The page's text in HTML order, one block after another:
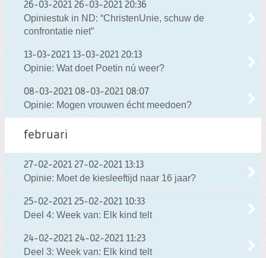
26-03-2021 26-03-2021 20:36
Opiniestuk in ND: “ChristenUnie, schuw de
confrontatie niet”
13-03-2021 13-03-2021 20:13
Opinie: Wat doet Poetin nú weer?
08-03-2021 08-03-2021 08:07
Opinie: Mogen vrouwen écht meedoen?
februari
27-02-2021 27-02-2021 13:13
Opinie: Moet de kiesleeftijd naar 16 jaar?
25-02-2021 25-02-2021 10:33
Deel 4: Week van: Elk kind telt
24-02-2021 24-02-2021 11:23
Deel 3: Week van: Elk kind telt